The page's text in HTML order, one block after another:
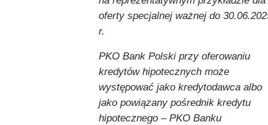
oferty specjalnej ważnej do
r.
PKO Bank Polski przy oferowaniu
kredytów hipotecznych może
występować jako kredytodawca albo
jako powiązany pośrednik kredytu
hipotecznego – PKO Banku